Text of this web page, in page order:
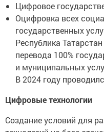
Цифровое
Оцифровка всех
государственных
Республика
перевода 100%
и муниципальных
В 2024 году
Цифровые технологии
Создание условий для